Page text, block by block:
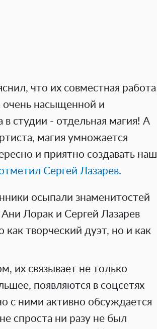
что их совместная работа
очень насыщенной и
студии - отдельная магия! А
магия умножается
и приятно создавать наш
Сергей Лазарев.
осыпали знаменитостей
Лорак и Сергей Лазарев
творческий дуэт, но и как
их связывает не только
появляются в соцсетях
с ними активно обсуждается
спроста ни разу не был